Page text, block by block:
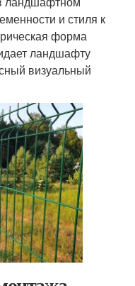
и стиля к
форма
ландшафту
визуальный